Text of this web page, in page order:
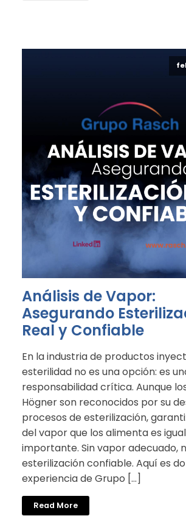
Análisis de Vapor:
Asegurando
Real y Confiable
En la industria de productos
esterilidad no es una opción: es
responsabilidad crítica. Aunque
Högner son reconocidos por su
procesos de esterilización,
del vapor que los alimenta es
importante. Sin vapor adecuado,
esterilización confiable. Aquí es
experiencia de Grupo […]
Read More